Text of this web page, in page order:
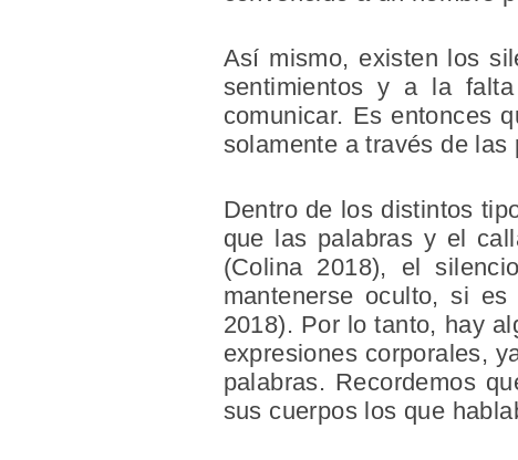
Así mismo, existen los
sentimientos y a la
comunicar. Es entonces
solamente a través de
Dentro de los distintos
que las palabras y el
(Colina 2018), el
mantenerse oculto, si
2018). Por lo tanto, hay
expresiones corporales,
palabras. Recordemos
sus cuerpos los que